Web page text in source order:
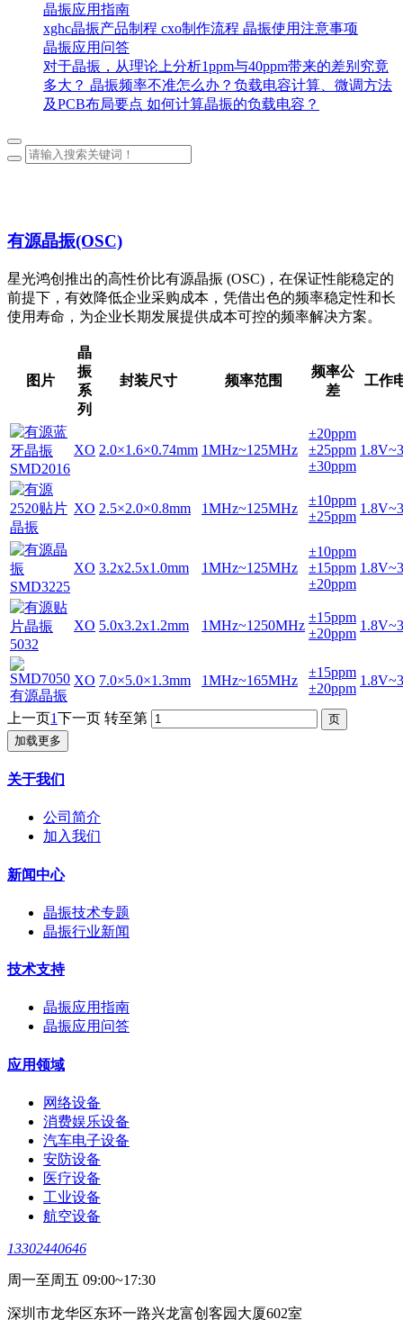
晶振应用指南
xghc晶振产品制程 cxo制作流程 晶振使用注意事项
晶振应用问答
对于晶振，从理论上分析1ppm与40ppm带来的差别究竟
多大？ 晶振频率不准怎么办？负载电容计算、微调方法
及PCB布局要点 如何计算晶振的负载电容？
有源晶振(OSC)
星光鸿创推出的高性价比有源晶振 (OSC)，在保证性能稳定的
前提下，有效降低企业采购成本，凭借出色的频率稳定性和长
使用寿命，为企业长期发展提供成本可控的频率解决方案。
图片
晶
振
系
列
封装尺寸 频率范围
频率公
差
工作
XO 2.0×1.6×0.74mm 1MHz~125MHz
±20ppm
±25ppm
±30ppm
XO 2.5×2.0×0.8mm 1MHz~125MHz
±10ppm
±25ppm
XO 3.2x2.5x1.0mm 1MHz~125MHz
±10ppm
±15ppm
±20ppm
XO 5.0x3.2x1.2mm 1MHz~1250MHz
±15ppm
±20ppm
XO 7.0×5.0×1.3mm 1MHz~165MHz
±15ppm
±20ppm
上一页1下一页 转至第
加载更多
关于我们
公司简介
加入我们
新闻中心
晶振技术专题
晶振行业新闻
技术支持
晶振应用指南
晶振应用问答
应用领域
网络设备
消费娱乐设备
汽车电子设备
安防设备
医疗设备
工业设备
航空设备
13302440646
周一至周五 09:00~17:30
深圳市龙华区东环一路兴龙富创客园大厦602室